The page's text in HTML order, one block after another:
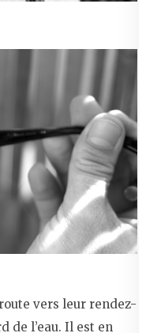
vers leur rendez-
de l’eau. Il est en